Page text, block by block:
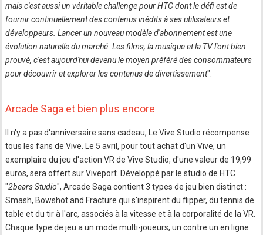
mais c'est aussi un véritable challenge pour HTC dont le défi est de
fournir continuellement des contenus inédits à ses utilisateurs et
développeurs. Lancer un nouveau modèle d'abonnement est une
évolution naturelle du marché. Les films, la musique et la TV l'ont bien
prouvé, c'est aujourd'hui devenu le moyen préféré des consommateurs
pour découvrir et explorer les contenus de divertissement".
Arcade Saga et bien plus encore
Il n'y a pas d'anniversaire sans cadeau, Le Vive Studio récompense
tous les fans de Vive. Le 5 avril, pour tout achat d'un Vive, un
exemplaire du jeu d'action VR de Vive Studio, d'une valeur de 19,99
euros, sera offert sur Viveport. Développé par le studio de HTC
"2bears Studio", Arcade Saga contient 3 types de jeu bien distinct :
Smash, Bowshot and Fracture qui s'inspirent du flipper, du tennis de
table et du tir à l'arc, associés à la vitesse et à la corporalité de la VR.
Chaque type de jeu a un mode multi-joueurs, un contre un en ligne